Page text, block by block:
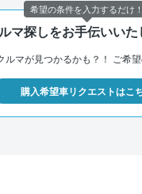
マ探しをお手伝いいた
マが見つかるかも？！ ご希
購入希望車リクエストはこ
希望の条件を入力するだけ！